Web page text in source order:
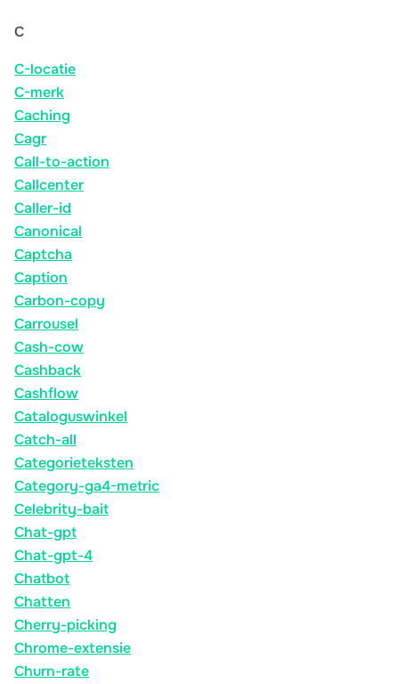
C
C-locatie
C-merk
Caching
Cagr
Call-to-action
Callcenter
Caller-id
Canonical
Captcha
Caption
Carbon-copy
Carrousel
Cash-cow
Cashback
Cashflow
Cataloguswinkel
Catch-all
Categorieteksten
Category-ga4-metric
Celebrity-bait
Chat-gpt
Chat-gpt-4
Chatbot
Chatten
Cherry-picking
Chrome-extensie
Churn-rate